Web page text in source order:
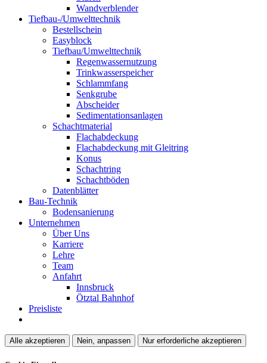
Wandverblender
Tiefbau-/Umwelttechnik
Bestellschein
Easyblock
Tiefbau/Umwelttechnik
Regenwassernutzung
Trinkwasserspeicher
Schlammfang
Senkgrube
Abscheider
Sedimentationsanlagen
Schachtmaterial
Flachabdeckung
Flachabdeckung mit Gleitring
Konus
Schachtring
Schachtböden
Datenblätter
Bau-Technik
Bodensanierung
Unternehmen
Über Uns
Karriere
Lehre
Team
Anfahrt
Innsbruck
Ötztal Bahnhof
Preisliste
Alle akzeptieren Nein, anpassen Nur erforderliche akzeptieren